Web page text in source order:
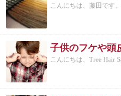
こんにちは、藤田です
子供のフケや頭
こんにちは、Tree Hair